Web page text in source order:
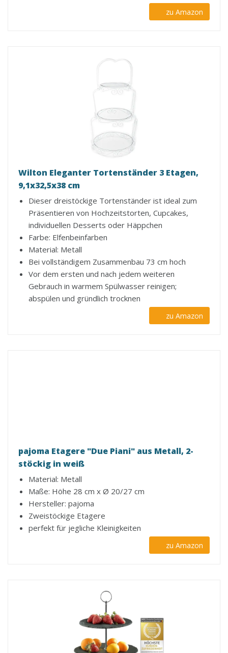
zu Amazon
Wilton Eleganter Tortenständer 3 Etagen,
9,1x32,5x38 cm
Dieser dreistöckige Tortenständer ist ideal zum
Präsentieren von Hochzeitstorten, Cupcakes,
individuellen Desserts oder Häppchen
Farbe: Elfenbeinfarben
Material: Metall
Bei vollständigem Zusammenbau 73 cm hoch
Vor dem ersten und nach jedem weiteren
Gebrauch in warmem Spülwasser reinigen;
abspülen und gründlich trocknen
zu Amazon
pajoma Etagere "Due Piani" aus Metall, 2-
stöckig in weiß
Material: Metall
Maße: Höhe 28 cm x Ø 20/27 cm
Hersteller: pajoma
Zweistöckige Etagere
perfekt für jegliche Kleinigkeiten
zu Amazon